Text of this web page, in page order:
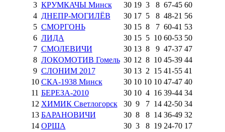
3 КРУМКАЧЫ Минск 30 19 3 8 67-45 60
4 ДНЕПР-МОГИЛЁВ 30 17 5 8 48-21 56
5 СМОРГОНЬ 30 15 8 7 60-41 53
6 ЛИДА 30 15 5 10 60-53 50
7 СМОЛЕВИЧИ 30 13 8 9 47-37 47
8 ЛОКОМОТИВ Гомель 30 12 8 10 45-39 44
9 СЛОНИМ 2017 30 13 2 15 41-55 41
10 СКА-1938 Минск 30 10 10 10 47-47 40
11 БЕРЕЗА-2010 30 10 4 16 39-44 34
12 ХИМИК Светлогорск 30 9 7 14 42-50 34
13 БАРАНОВИЧИ 30 8 8 14 36-49 32
14 ОРША 30 3 8 19 24-70 17